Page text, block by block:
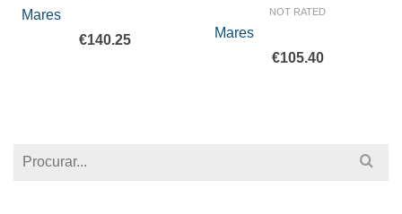
Mares
€140.25
NOT RATED
Mares
€105.40
Search